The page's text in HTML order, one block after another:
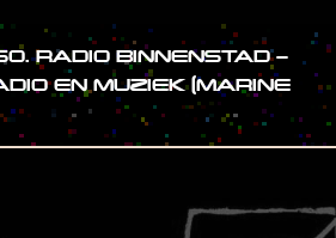
RADIO BINNENSTAD –
EN MUZIEK (MARINE